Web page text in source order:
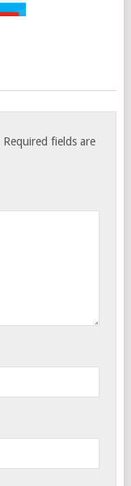
Required fields are